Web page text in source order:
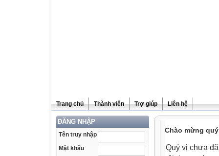
Trang chủ Thành viên Trợ giúp Liên hệ
ĐĂNG NHẬP
Tên truy nhập
Mật khẩu
Chào mừng
Quý vị chưa